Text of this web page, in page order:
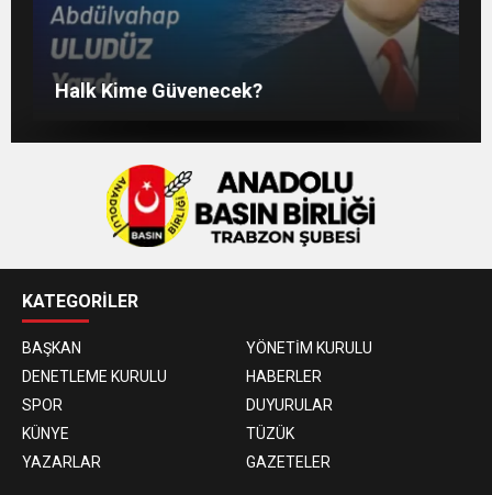
Liyakatsiz Yöneticiler…
Halk Kime Güvenecek?
SOSYAL MEDYADAKİ FUTBOL
KATEGORİLER
BAŞKAN
YÖNETİM KURULU
DENETLEME KURULU
HABERLER
SPOR
DUYURULAR
KÜNYE
TÜZÜK
YAZARLAR
GAZETELER